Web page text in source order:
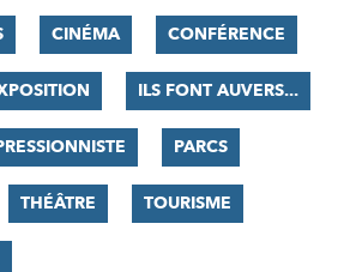
CINÉMA CONFÉRENCE
ILS FONT AUVERS...
PARCS
THÉÂTRE TOURISME